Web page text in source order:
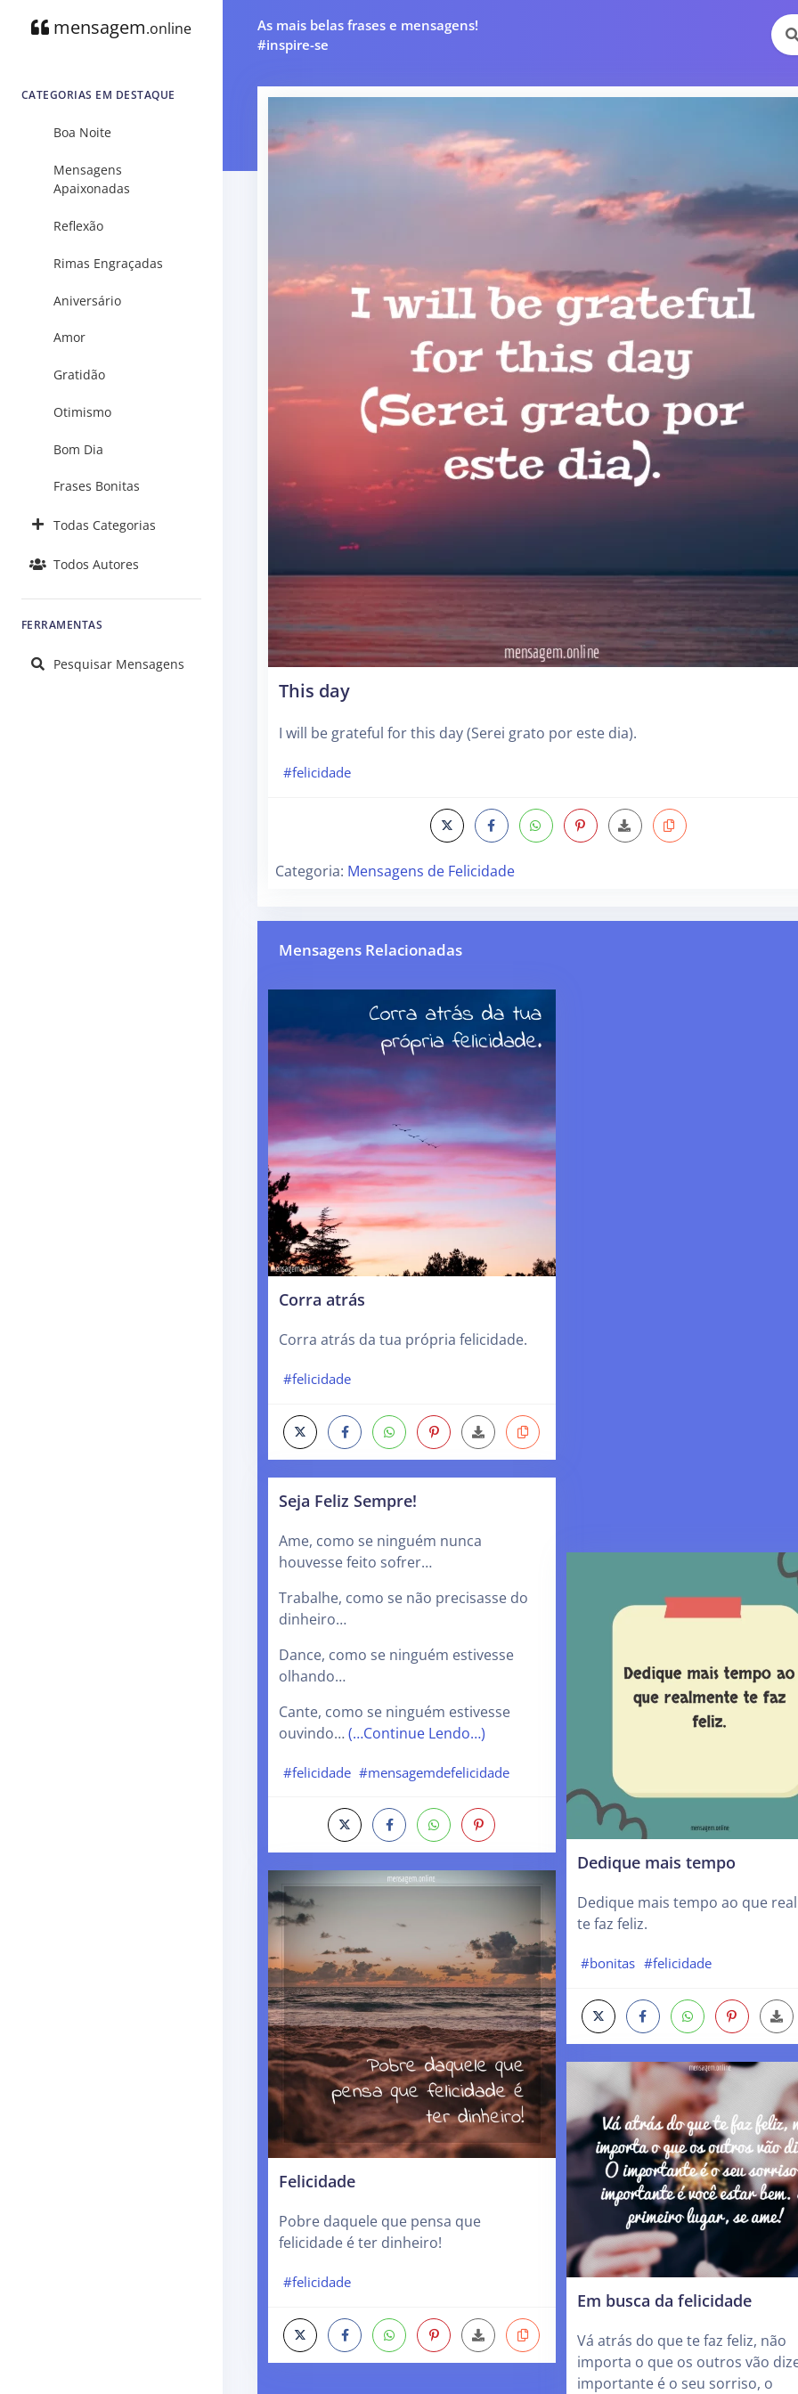
mensagem.online
CATEGORIAS EM DESTAQUE
Boa Noite
Mensagens
Apaixonadas
Reflexão
Rimas Engraçadas
Aniversário
Amor
Gratidão
Otimismo
Bom Dia
Frases Bonitas
Todas Categorias
Todos Autores
FERRAMENTAS
Pesquisar Mensagens
As mais belas frases e mensagens!
#inspire-se
This day
I will be grateful for this day (Serei grato por este dia).
#felicidade
Categoria: Mensagens de Felicidade
Mensagens Relacionadas
Corra atrás
Corra atrás da tua própria felicidade.
#felicidade
Seja Feliz Sempre!
Ame, como se ninguém nunca
houvesse feito sofrer…
Trabalhe, como se não precisasse do
dinheiro…
Dance, como se ninguém estivesse
olhando…
Cante, como se ninguém estivesse
ouvindo…(…Continue Lendo…)
#felicidade #mensagemdefelicidade
Felicidade
Pobre daquele que pensa que
felicidade é ter dinheiro!
#felicidade
Dedique mais tempo
Dedique mais tempo ao que
te faz feliz.
#bonitas #felicidade
Em busca da felicidade
Vá atrás do que te faz feliz, não
importa o que os outros vão
importante é o seu sorriso, o